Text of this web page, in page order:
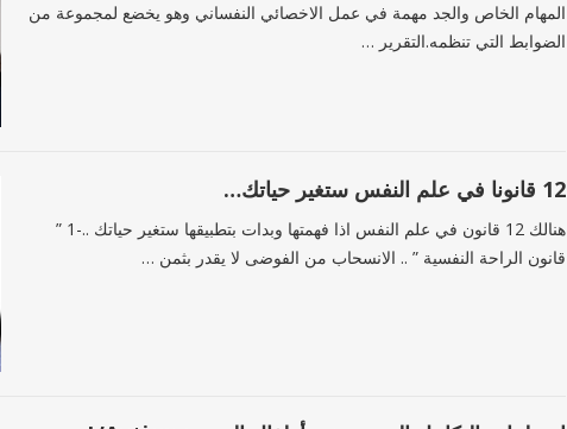
المهام الخاص والجد مهمة في عمل الاخصائي النفساني وهو يخضع لمجموعة من
الضوابط التي تنظمه.التقرير …
12 ﻗﺎﻧﻮنا ﻓﻲ ﻋﻠﻢ ﺍﻟﻨﻔﺲ ﺳﺘﻐﻴﺮ ﺣﻴﺎﺗﻚ…
ﻫﻨﺎﻟﻚ 12 ﻗﺎﻧﻮﻥ ﻓﻲ ﻋﻠﻢ ﺍﻟﻨﻔﺲ ﺍﺫﺍ ﻓﻬﻤﺘﻬﺎ ﻭﺑﺪﺍﺕ ﺑﺘﻄﺒﻴﻘﻬﺎ ﺳﺘﻐﻴﺮ ﺣﻴﺎﺗﻚ ..-1 ”
ﻗﺎﻧﻮﻥ ﺍﻟﺮﺍﺣﺔ ﺍﻟﻨﻔﺴﻴﺔ ” .. ﺍﻻﻧﺴﺤﺎﺏ ﻣﻦ ﺍﻟﻔﻮﺿﻰ ﻻ ﻳﻘﺪﺭ ﺑﺜﻤﻦ …